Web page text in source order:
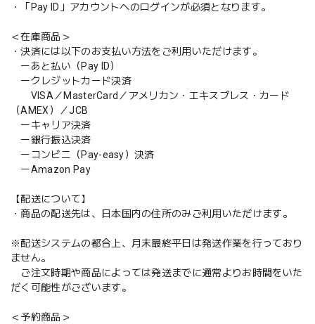
・「Pay ID」アカウントへのログインが必須となります。
＜在庫商品＞
・決済には以下のお支払い方法をご利用いただけます。
ーあと払い（Pay ID）
ークレジットカード決済
VISA／MasterCard／アメリカン・エキスプレス・カード
（AMEX）／JCB
ーキャリア決済
ー銀行振込決済
ーコンビニ（Pay-easy）決済
ーAmazon Pay
【配送について】
・商品の配送先は、日本国内の住所のみご利用いただけます。
※配送システムの都合上、月末最終平日は発送作業を行っており
ません。
ご注文時期や商品によっては発送までに通常よりお時間をいた
だく可能性がございます。
＜予約商品＞